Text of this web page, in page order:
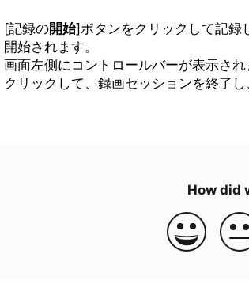
[記録の開始]ボタンをクリックして記録
開始されます。
画面左側にコントロールバーが表示さ
クリックして、録画セッションを終了
How did